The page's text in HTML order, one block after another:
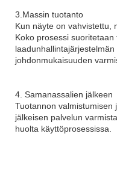
3.Massin tuotanto
Kun näyte on vahvistettu,
Koko prosessi suoritetaan
johdonmukaisuuden
4. Samanassalien jälkeen
Tuotannon valmistumisen
jälkeisen palvelun
huolta käyttöprosessissa.